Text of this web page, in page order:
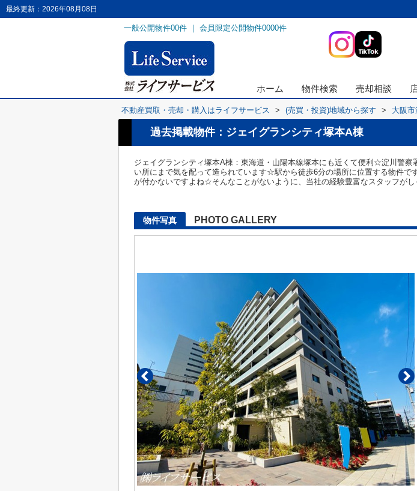
最終更新：2026年08月08日
一般公開物件00件 ｜ 会員限定公開物件0000件
ホーム 物件検索 売却相談
不動産買取・売却・購入はライフサービス > (売買・投資)地域から探す > 大阪
過去掲載物件：ジェイグランシティ塚本A棟
ジェイグランシティ塚本A棟：東海道・山陽本線塚本にも近くて便利☆淀川警
い所にまで気を配って造られています☆駅から徒歩6分の場所に位置する物件
が付かないですよね☆そんなことがないように、当社の経験豊富なスタッフが
物件写真 PHOTO GALLERY